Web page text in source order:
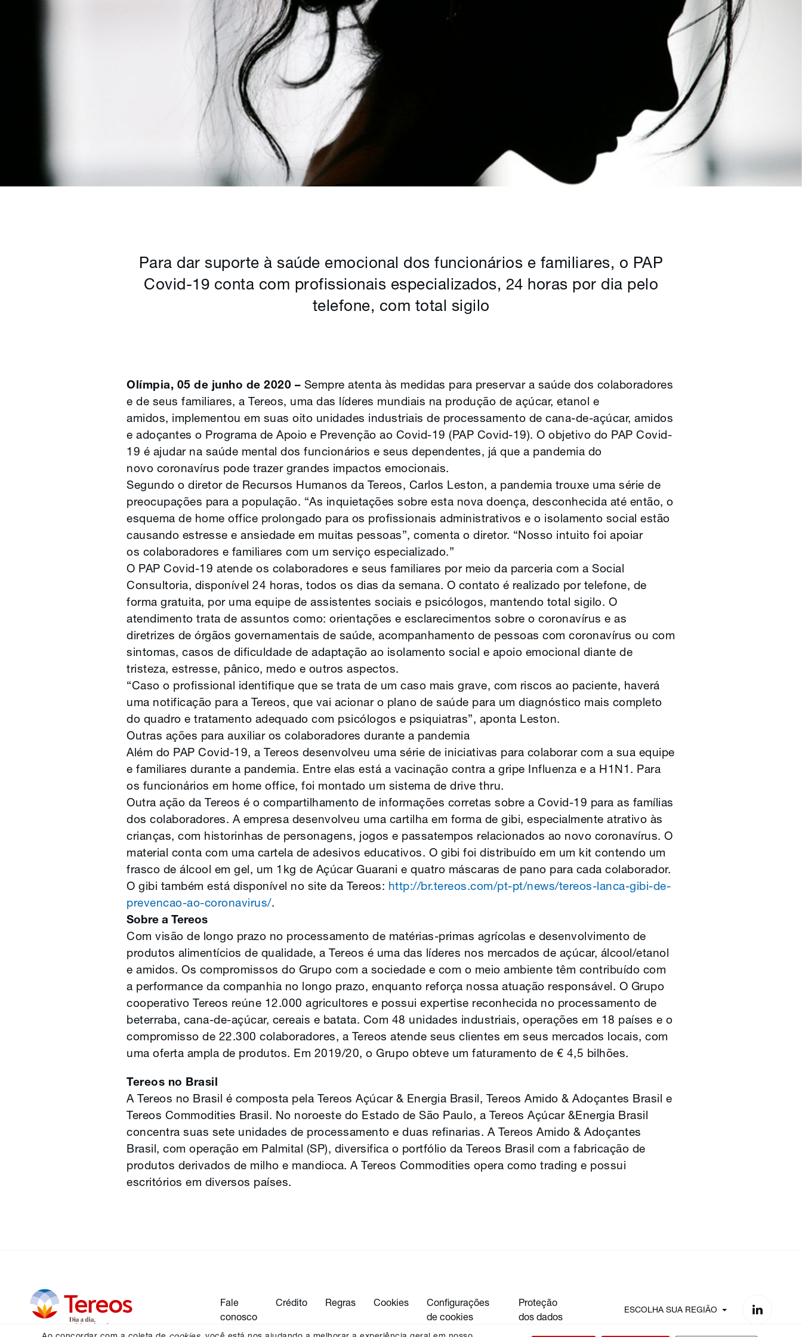
Para dar suporte à saúde emocional dos funcionários e familiares, o PAP
Covid-19 conta com profissionais especializados, 24 horas por dia pelo
telefone, com total sigilo
Olímpia, 05 de junho de 2020 – Sempre atenta às medidas para preservar a saúde dos colaboradores
e de seus familiares, a Tereos, uma das líderes mundiais na produção de açúcar, etanol e
amidos, implementou em suas oito unidades industriais de processamento de cana-de-açúcar, amidos
e adoçantes o Programa de Apoio e Prevenção ao Covid-19 (PAP Covid-19). O objetivo do PAP Covid-
19 é ajudar na saúde mental dos funcionários e seus dependentes, já que a pandemia do
novo coronavírus pode trazer grandes impactos emocionais.
Segundo o diretor de Recursos Humanos da Tereos, Carlos Leston, a pandemia trouxe uma série de
preocupações para a população. “As inquietações sobre esta nova doença, desconhecida até então, o
esquema de home office prolongado para os profissionais administrativos e o isolamento social estão
causando estresse e ansiedade em muitas pessoas”, comenta o diretor. “Nosso intuito foi apoiar
os colaboradores e familiares com um serviço especializado.”
O PAP Covid-19 atende os colaboradores e seus familiares por meio da parceria com a Social
Consultoria, disponível 24 horas, todos os dias da semana. O contato é realizado por telefone, de
forma gratuita, por uma equipe de assistentes sociais e psicólogos, mantendo total sigilo. O
atendimento trata de assuntos como: orientações e esclarecimentos sobre o coronavírus e as
diretrizes de órgãos governamentais de saúde, acompanhamento de pessoas com coronavírus ou com
sintomas, casos de dificuldade de adaptação ao isolamento social e apoio emocional diante de
tristeza, estresse, pânico, medo e outros aspectos.
“Caso o profissional identifique que se trata de um caso mais grave, com riscos ao paciente, haverá
uma notificação para a Tereos, que vai acionar o plano de saúde para um diagnóstico mais completo
do quadro e tratamento adequado com psicólogos e psiquiatras”, aponta Leston.
Outras ações para auxiliar os colaboradores durante a pandemia
Além do PAP Covid-19, a Tereos desenvolveu uma série de iniciativas para colaborar com a sua equipe
e familiares durante a pandemia. Entre elas está a vacinação contra a gripe Influenza e a H1N1. Para
os funcionários em home office, foi montado um sistema de drive thru.
Outra ação da Tereos é o compartilhamento de informações corretas sobre a Covid-19 para as famílias
dos colaboradores. A empresa desenvolveu uma cartilha em forma de gibi, especialmente atrativo às
crianças, com historinhas de personagens, jogos e passatempos relacionados ao novo coronavírus. O
material conta com uma cartela de adesivos educativos. O gibi foi distribuído em um kit contendo um
frasco de álcool em gel, um 1kg de Açúcar Guarani e quatro máscaras de pano para cada colaborador.
O gibi também está disponível no site da Tereos: http://br.tereos.com/pt-pt/news/tereos-lanca-gibi-de-
prevencao-ao-coronavirus/.
Sobre a Tereos
Com visão de longo prazo no processamento de matérias-primas agrícolas e desenvolvimento de
produtos alimentícios de qualidade, a Tereos é uma das líderes nos mercados de açúcar, álcool/etanol
e amidos. Os compromissos do Grupo com a sociedade e com o meio ambiente têm contribuído com
a performance da companhia no longo prazo, enquanto reforça nossa atuação responsável. O Grupo
cooperativo Tereos reúne 12.000 agricultores e possui expertise reconhecida no processamento de
beterraba, cana-de-açúcar, cereais e batata. Com 48 unidades industriais, operações em 18 países e o
compromisso de 22.300 colaboradores, a Tereos atende seus clientes em seus mercados locais, com
uma oferta ampla de produtos. Em 2019/20, o Grupo obteve um faturamento de € 4,5 bilhões.
Tereos no Brasil
A Tereos no Brasil é composta pela Tereos Açúcar & Energia Brasil, Tereos Amido & Adoçantes Brasil e
Tereos Commodities Brasil. No noroeste do Estado de São Paulo, a Tereos Açúcar &Energia Brasil
concentra suas sete unidades de processamento e duas refinarias. A Tereos Amido & Adoçantes
Brasil, com operação em Palmital (SP), diversifica o portfólio da Tereos Brasil com a fabricação de
produtos derivados de milho e mandioca. A Tereos Commodities opera como trading e possui
escritórios em diversos países.
Fale
conosco
Crédito Regras Cookies
Configurações
de cookies
Proteção
dos dados
ESCOLHA SUA REGIÃO